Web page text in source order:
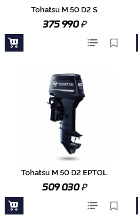
Tohatsu M 50 D2 S
375 990₽
Tohatsu M 50 D2 EPTOL
509 030₽